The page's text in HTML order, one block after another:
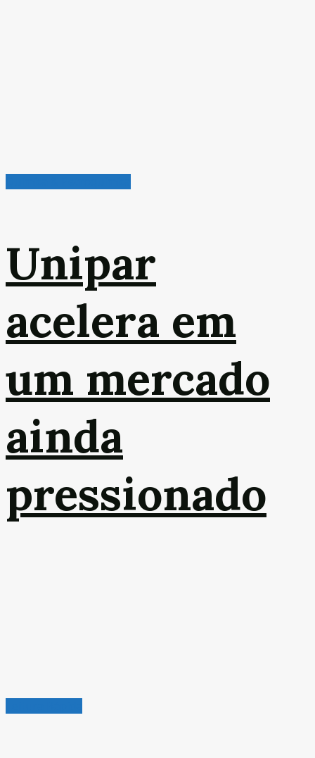
Unipar
acelera em
um mercado
ainda
pressionado